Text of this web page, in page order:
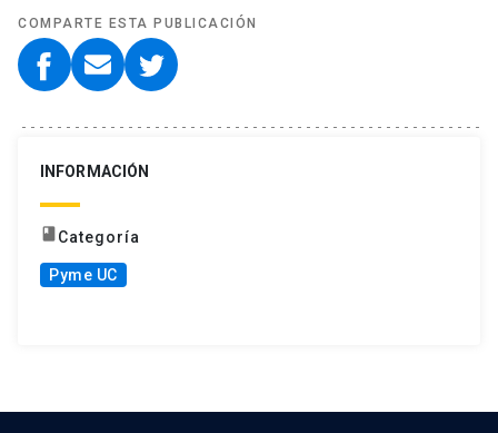
COMPARTE ESTA PUBLICACIÓN
INFORMACIÓN
book Categoría
Pyme UC